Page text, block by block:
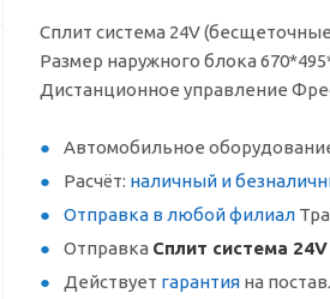
Сплит система 24V
Размер наружного блока
Дистанционное управление
Автомобильное
Расчёт: наличный и
Отправка в любой филиал
Отправка Сплит система 24V
Действует гарантия на